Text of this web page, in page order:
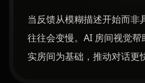
当反馈从模糊描述开始而非
往往会变慢。AI 房间视觉
实房间为基础，推动对话更